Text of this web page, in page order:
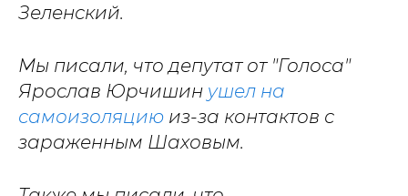
Зеленский.
Мы писали, что депутат от "Голоса"
Ярослав Юрчишин ушел на
самоизоляцию из-за контактов с
зараженным Шаховым.